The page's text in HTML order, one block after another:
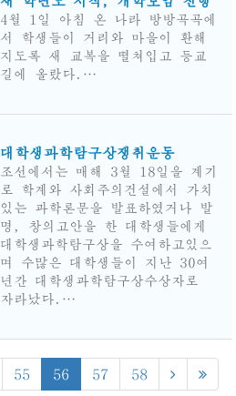
4월 1일 아침 온 나라 방방곡곡에
서 학생들이 거리와 마을이 환해
지도록 새 교복을 떨쳐입고 등교
길에 올랐다.…
대학생과학탐구상쟁취운동
조선에서는 매해 3월 18일을 계기
로 학계와 사회주의건설에서 가치
있는 과학론문을 발표하였거나 발
명, 창의고안을 한 대학생들에게
대학생과학탐구상을 수여하고있으
며 수많은 대학생들이 지난 30여
년간 대학생과학탐구상수상자로
자라났다.…
55 56 57 58